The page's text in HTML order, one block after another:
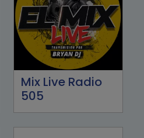
Mix Live Radio
505